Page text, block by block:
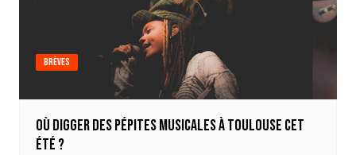
Brèves
Où digger des pépites musicales à Toulouse cet
été ?